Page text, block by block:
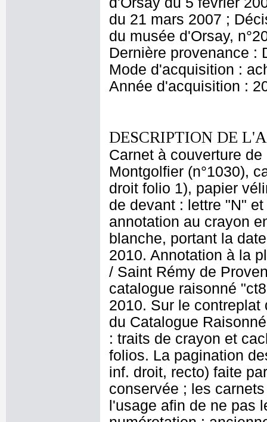
du 21 mars 2007 ;
du musée d'Orsay,
Dernière provenance :
Mode d'acquisition :
Année d'acquisition :
DESCRIPTION DE
Carnet à couverture
Montgolfier (n°1030),
droit folio 1), papier
de devant : lettre "N"
annotation au crayon
blanche, portant la
2010. Annotation à la
/ Saint Rémy de
catalogue raisonné
2010. Sur le
du Catalogue
: traits de crayon et
folios. La pagination
inf. droit, recto) faite
conservée ; les
l'usage afin de ne pas